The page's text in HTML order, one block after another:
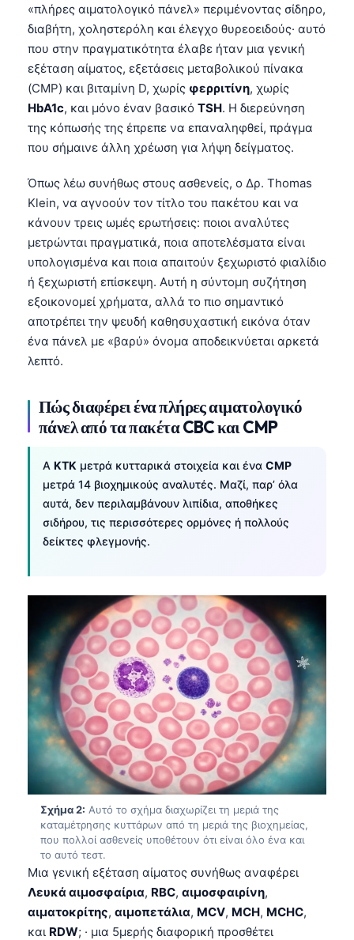
«πλήρες αιματολογικό πάνελ» περιμένοντας σίδηρο,
διαβήτη, χοληστερόλη και έλεγχο θυρεοειδούς· αυτό
που στην πραγματικότητα έλαβε ήταν μια γενική
εξέταση αίματος, εξετάσεις μεταβολικού πίνακα
(CMP) και βιταμίνη D, χωρίς φερριτίνη, χωρίς
HbA1c, και μόνο έναν βασικό TSH. Η διερεύνηση
της κόπωσής της έπρεπε να επαναληφθεί, πράγμα
που σήμαινε άλλη χρέωση για λήψη δείγματος.
Όπως λέω συνήθως στους ασθενείς, ο Δρ. Thomas
Klein, να αγνοούν τον τίτλο του πακέτου και να
κάνουν τρεις ωμές ερωτήσεις: ποιοι αναλύτες
μετρώνται πραγματικά, ποια αποτελέσματα είναι
υπολογισμένα και ποια απαιτούν ξεχωριστό φιαλίδιο
ή ξεχωριστή επίσκεψη. Αυτή η σύντομη συζήτηση
εξοικονομεί χρήματα, αλλά το πιο σημαντικό
αποτρέπει την ψευδή καθησυχαστική εικόνα όταν
ένα πάνελ με «βαρύ» όνομα αποδεικνύεται αρκετά
λεπτό.
Πώς διαφέρει ένα πλήρες αιματολογικό
πάνελ από τα πακέτα CBC και CMP
A ΚΤΚ μετρά κυτταρικά στοιχεία και ένα CMP
μετρά 14 βιοχημικούς αναλυτές. Μαζί, παρ’ όλα
αυτά, δεν περιλαμβάνουν λιπίδια, αποθήκες
σιδήρου, τις περισσότερες ορμόνες ή πολλούς
δείκτες φλεγμονής.
Σχήμα 2: Αυτό το σχήμα διαχωρίζει τη μεριά της
καταμέτρησης κυττάρων από τη μεριά της βιοχημείας,
που πολλοί ασθενείς υποθέτουν ότι είναι όλο ένα και
το αυτό τεστ.
Μια γενική εξέταση αίματος συνήθως αναφέρει
Λευκά αιμοσφαίρια, RBC, αιμοσφαιρίνη,
αιματοκρίτης, αιμοπετάλια, MCV, MCH, MCHC,
και RDW; · μια 5μερής διαφορική προσθέτει